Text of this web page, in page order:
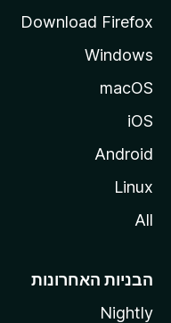
Download Firefox
Windows
macOS
iOS
Android
Linux
All
הבניות האחרונות
Nightly